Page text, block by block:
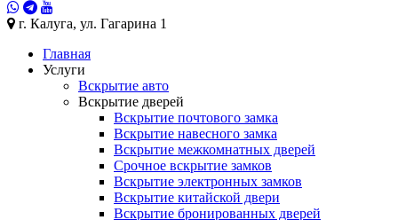
г. Калуга, ул. Гагарина 1
Главная
Услуги
Вскрытие авто
Вскрытие дверей
Вскрытие почтового замка
Вскрытие навесного замка
Вскрытие межкомнатных дверей
Срочное вскрытие замков
Вскрытие электронных замков
Вскрытие китайской двери
Вскрытие бронированных дверей